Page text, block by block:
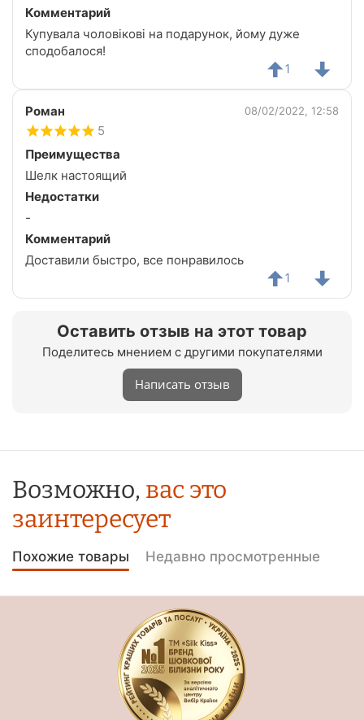
Комментарий
Купувала чоловікові на подарунок, йому дуже
сподобалося!
1
Роман 08/02/2022, 12:58
5
Преимущества
Шелк настоящий
Недостатки
-
Комментарий
Доставили быстро, все понравилось
1
Оставить отзыв на этот товар
Поделитесь мнением с другими покупателями
Написать отзыв
Возможно, вас это
заинтересует
Похожие товары Недавно просмотренные